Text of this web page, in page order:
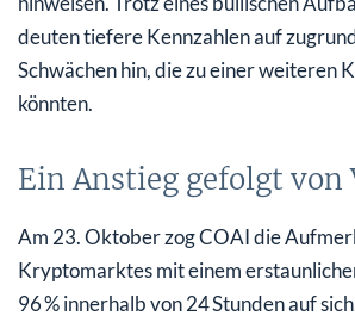
deuten tiefere Kennzahlen auf
Schwächen hin, die zu einer weiteren
könnten.
Ein Anstieg gefolgt von
Am 23. Oktober zog COAI die
Kryptomarktes mit einem
96 % innerhalb von 24 Stunden auf